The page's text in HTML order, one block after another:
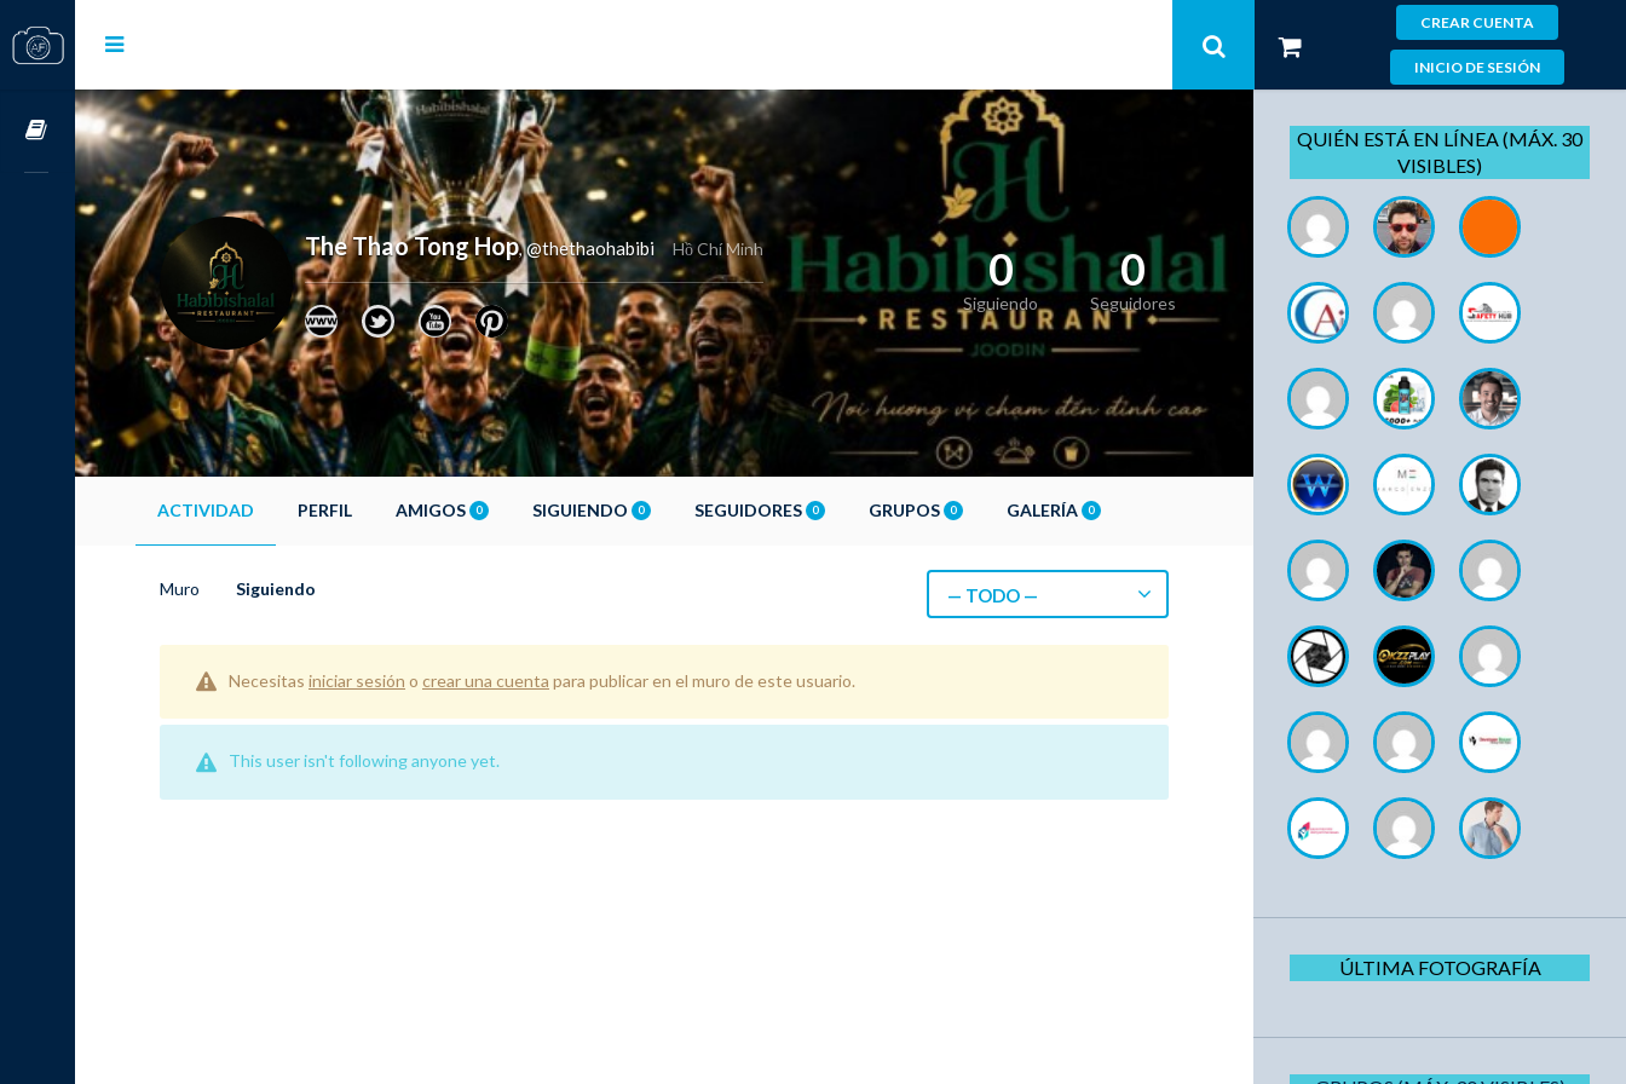
CREAR CUENTA
INICIO DE SESIÓN
Cursos OnLine
The Thao Tong Hop,@thethaohabibi Hồ Chí Minh 0
Siguiendo
0
Seguidores
ACTIVIDAD PERFIL AMIGOS 0 SIGUIENDO 0 SEGUIDORES 0 GRUPOS 0 GALERÍA 0
Muro Siguiendo — TODO —
Necesitas iniciar sesión o crear una cuenta para publicar en el muro de este usuario.
This user isn't following anyone yet.
QUIÉN ESTÁ EN LÍNEA (MÁX. 30
VISIBLES)
ÚLTIMA FOTOGRAFÍA